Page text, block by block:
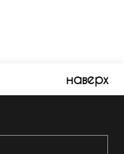
наверх